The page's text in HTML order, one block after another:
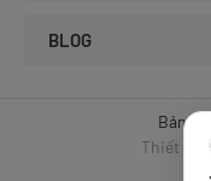
BLOG
Bản
Thiết kế